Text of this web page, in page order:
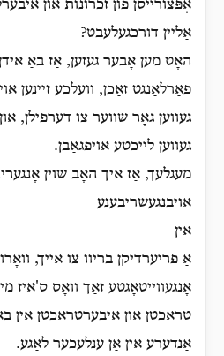
אָפּצורייסן פון זכרונות און
אַליין דורכגעלעבט?
האָט מען אָבער געזען, אַז באַ
פאַרלאַנגט זאַכן, וועלכע זיינען
געווען גאָר שווער צו דערפילן,
געווען לייכטע אויפגאַבן.
מעגלעך, אַז איך האָב שוין
אויבנגעשריבענע
אין
אַ פריערדיקן בריוו צו אייך,
אָנגעווייטאָגטע זאַך וואָס ס'איז
טראַכטן און איבערטראַכטן אין
אַנדערע אין אַן ענלעכער לאַגע.